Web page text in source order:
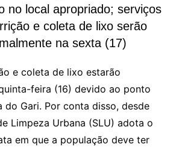
no local apropriado; serviços
e coleta de lixo serão
na sexta (17)
e coleta de lixo estarão
feira (16) devido ao ponto
Gari. Por conta disso, desde
Limpeza Urbana (SLU) adota o
em que a população deve ter